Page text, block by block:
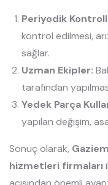
Periyodik
kontrol edilmesi,
sağlar.
Uzman Ekipler:
tarafından
Yedek Parça
yapılan değişim,
Sonuç olarak,
hizmetleri firmaları